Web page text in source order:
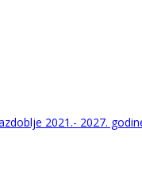
2021.- 2027.